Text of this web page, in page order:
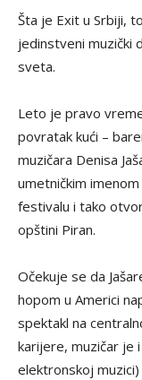
Šta je Exit u Srbiji,
jedinstveni muzički
sveta.
Leto je pravo
povratak kući –
muzičara Denisa
umetničkim
festivalu i tako
opštini Piran.
Očekuje se da
hopom u Americi
spektakl na
karijere, muzičar je
elektronskoj